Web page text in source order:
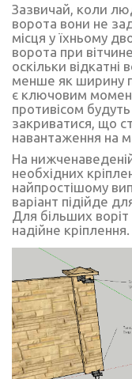
Зазвичай, коли
ворота вони не
місця у їхньому
ворота при
оскільки
менше як ширину
є ключовим
противісом
закриватися, що
навантаження на
На
необхідних
найпростішому
варіант підійде
Для більших
надійне кріплення.